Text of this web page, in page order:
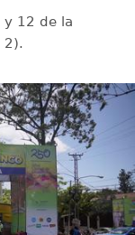
y 12 de la
2).